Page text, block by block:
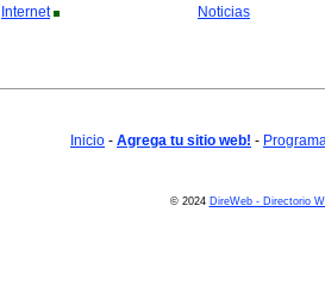
Internet
Noticias
Inicio - Agrega tu sitio web! -
© 2024 DireWeb - Directorio